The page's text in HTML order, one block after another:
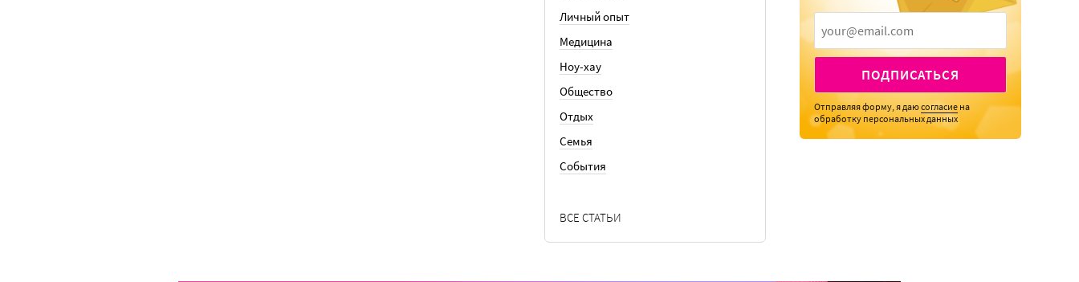
Личный опыт
Медицина
Ноу-хау
Общество
Отдых
Семья
События
ВСЕ СТАТЬИ
ПОДПИСАТЬСЯ
Отправляя форму, я даюсогласие на
обработку персональных данных